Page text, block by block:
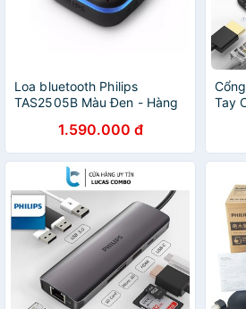
Loa bluetooth Philips
TAS2505B Màu Đen - Hàng
1.590.000 đ
Tay